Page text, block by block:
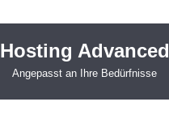
Hosting Advanced
Angepasst an Ihre Bedürfnisse